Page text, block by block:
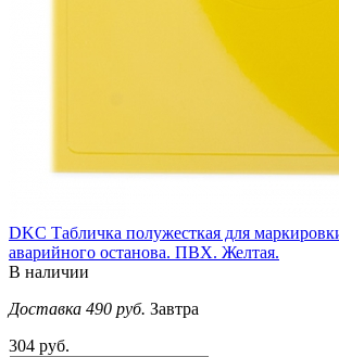
DKC Табличка полужесткая для
аварийного останова. ПВХ. Желтая.
В наличии
Доставка 490 руб. Завтра
304 руб.